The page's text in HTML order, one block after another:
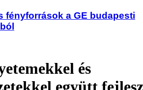
fényforrások a GE budapesti
és